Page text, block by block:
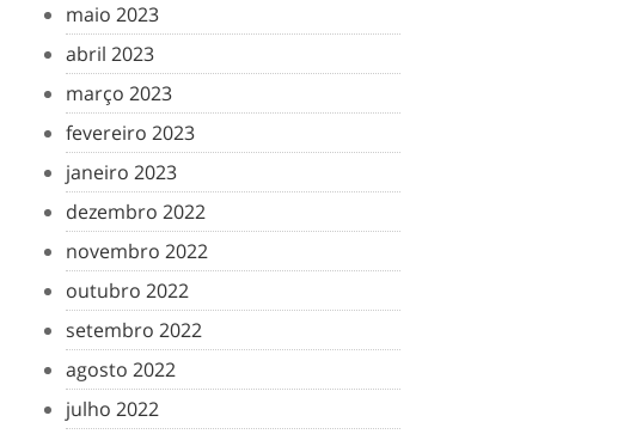
maio 2023
abril 2023
março 2023
fevereiro 2023
janeiro 2023
dezembro 2022
novembro 2022
outubro 2022
setembro 2022
agosto 2022
julho 2022